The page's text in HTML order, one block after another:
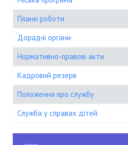
Плани роботи
Дорадчі органи
Нормативно-правові акти
Кадровий резерв
Положення про службу
Служба у справах дітей